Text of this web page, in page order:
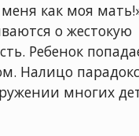
как моя
о жестокую
Ребенок
Налицо
многих